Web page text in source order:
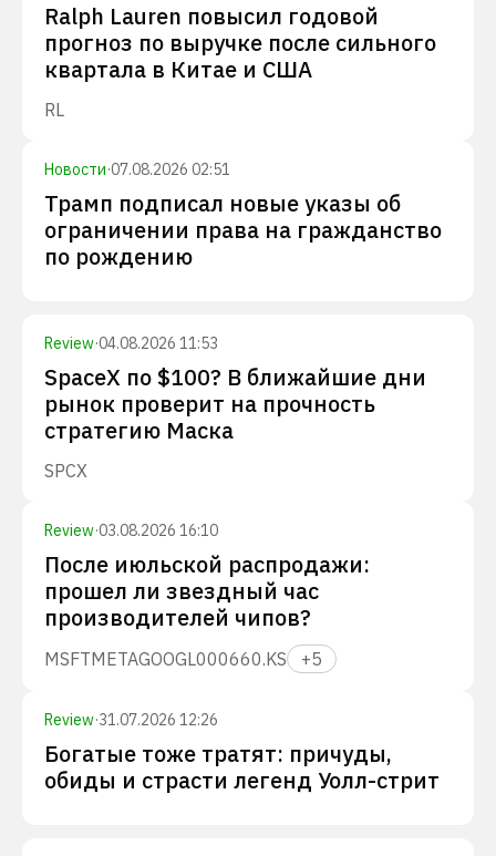
Ralph Lauren повысил годовой
прогноз по выручке после сильного
квартала в Китае и США
RL
Новости·07.08.2026 02:51
Трамп подписал новые указы об
ограничении права на гражданство
по рождению
Review·04.08.2026 11:53
SpaceX по $100? В ближайшие дни
рынок проверит на прочность
стратегию Маска
SPCX
Review·03.08.2026 16:10
После июльской распродажи:
прошел ли звездный час
производителей чипов?
MSFTMETAGOOGL000660.KS +5
Review·31.07.2026 12:26
Богатые тоже тратят: причуды,
обиды и страсти легенд Уолл-стрит